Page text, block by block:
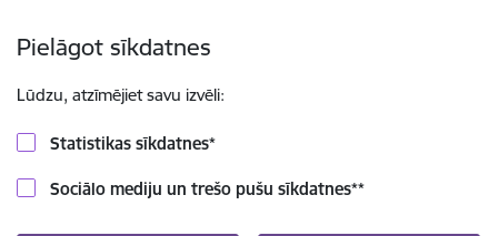
Pielāgot sīkdatnes
Lūdzu, atzīmējiet savu izvēli:
Statistikas sīkdatnes*
Sociālo mediju un trešo pušu sīkdatnes**